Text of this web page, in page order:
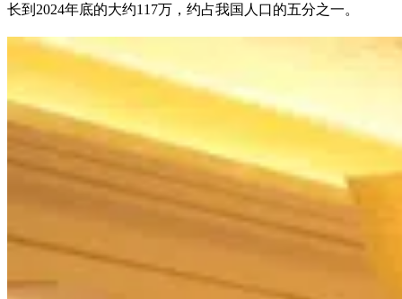
长到2024年底的大约117万，约占我国人口的五分之一。